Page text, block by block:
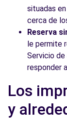
situadas
cerca de
Reserva
le permite
Servicio
responder
Los
y